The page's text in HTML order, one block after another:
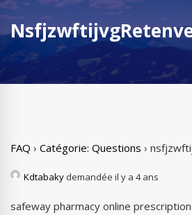
FAQ › Catégorie: Questions ›
Kdtabaky demandée il y a 4 ans
safeway pharmacy online